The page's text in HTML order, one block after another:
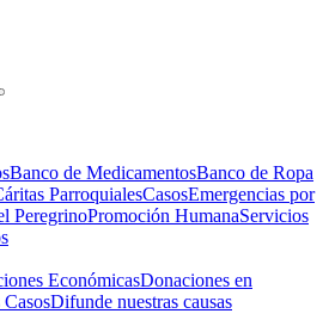
Banco de MedicamentosBanco de Ropa
ParroquialesCasosEmergencias por
PeregrinoPromoción HumanaServicios
EconómicasDonaciones en
Difunde nuestras causas